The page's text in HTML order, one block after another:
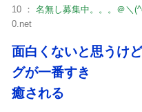
10 ： 名無し募集中。。。＠＼
0.net
面白くないと思うけ
グが一番すき
癒される